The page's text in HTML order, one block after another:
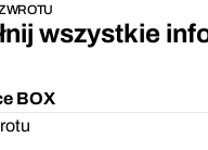
wszystkie
BOX